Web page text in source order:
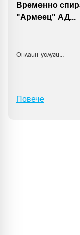
Временно
"Армеец" АД...
Онлайн услуги...
Повече